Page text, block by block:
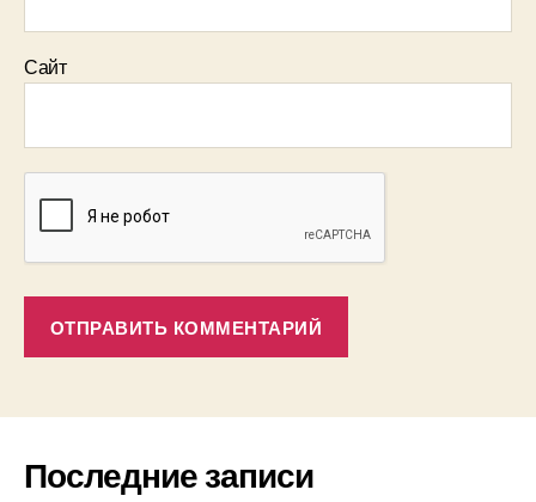
Сайт
Последние записи